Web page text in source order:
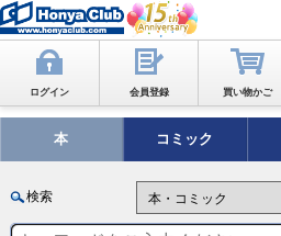
ログイン 会員登録 買い物かご
本 コミック
検索